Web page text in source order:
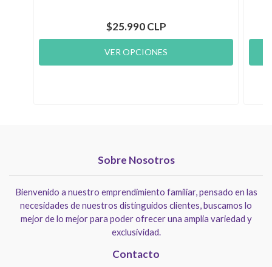
$25.990 CLP
VER OPCIONES
Sobre Nosotros
Bienvenido a nuestro emprendimiento familiar, pensado en las
necesidades de nuestros distinguidos clientes, buscamos lo
mejor de lo mejor para poder ofrecer una amplia variedad y
exclusividad.
Contacto